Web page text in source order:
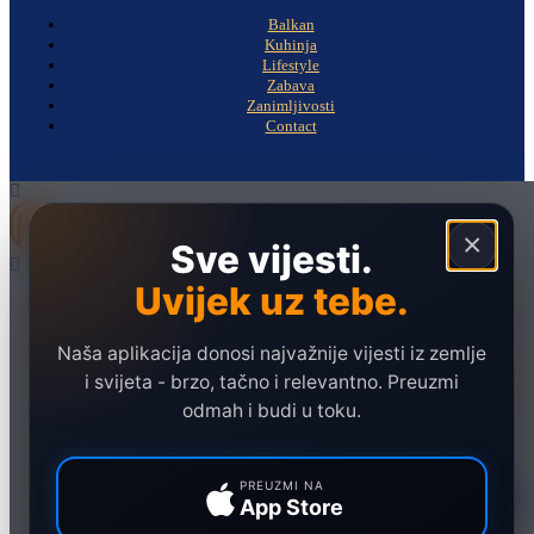
Balkan
Kuhinja
Lifestyle
Zabava
Zanimljivosti
Contact
×
Sve vijesti.
Uvijek uz tebe.
Naša aplikacija donosi najvažnije vijesti iz zemlje
i svijeta - brzo, tačno i relevantno. Preuzmi
odmah i budi u toku.
PREUZMI NA
App Store
Društvo
Marketing